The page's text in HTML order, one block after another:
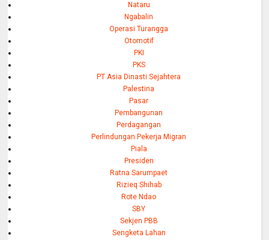
Nataru
Ngabalin
Operasi Turangga
Otomotif
PKI
PKS
PT Asia Dinasti Sejahtera
Palestina
Pasar
Pembangunan
Perdagangan
Perlindungan Pekerja Migran
Piala
Presiden
Ratna Sarumpaet
Rizieq Shihab
Rote Ndao
SBY
Sekjen PBB
Sengketa Lahan